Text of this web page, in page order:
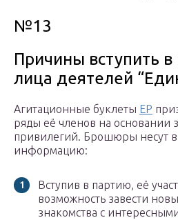
№13
Причины вступить
лица деятелей
Агитационные буклеты ЕР
ряды её членов на основании
привилегий. Брошюры несут
информацию:
Вступив в партию, её
возможность завести
знакомства с